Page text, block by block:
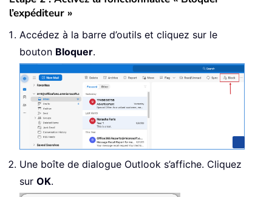
l’expéditeur »
Accédez à la barre d’outils et cliquez sur le
bouton Bloquer.
Une boîte de dialogue Outlook s’affiche. Cliquez
sur OK.